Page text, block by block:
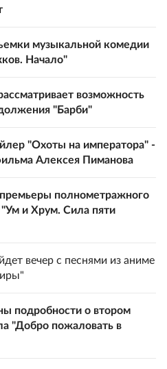
музыкальной комедии
Начало"
возможность
"Барби"
"Охоты на императора" -
Алексея Пиманова
премьеры полнометражного
и Хрум. Сила пяти
вечер с песнями из аниме
подробности о втором
"Добро пожаловать в